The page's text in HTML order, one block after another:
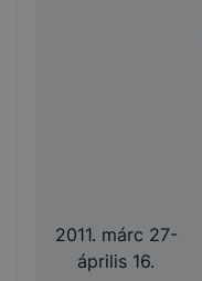
2011. márc 27-
április 16.